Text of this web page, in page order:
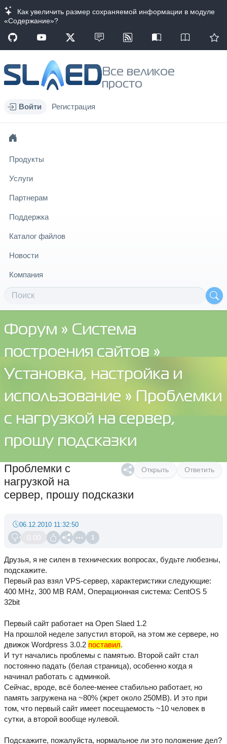
Как увеличить размер сохраняемой информации в модуле
«Содержание»?
Все великое
просто
Войти Регистрация
Продукты
Услуги
Партнерам
Поддержка
Каталог файлов
Новости
Компания
Форум » Система
построения сайтов »
Установка, настройка и
использование » Проблемки
с нагрузкой на сервер,
прошу подсказки
Открыть Ответить
Проблемки с
нагрузкой на
сервер, прошу подсказки
0.00 1
06.12.2010 11:32:50
Друзья, я не силен в технических вопросах, будьте любезны,
подскажите.
Первый раз взял VPS-сервер, характеристики следующие:
400 MHz, 300 MB RAM, Операционная система: CentOS 5
32bit
Первый сайт работает на Open Slaed 1.2
На прошлой неделе запустил второй, на этом же сервере, но
движок Wordpress 3.0.2 поставил.
И тут начались проблемы с памятью. Второй сайт стал
постоянно падать (белая страница), особенно когда я
начинал работать с админкой.
Сейчас, вроде, всё более-менее стабильно работает, но
память загружена на ~80% (жрет около 250MB). И это при
том, что первый сайт имеет посещаемость ~10 человек в
сутки, а второй вообще нулевой.
Подскажите, пожалуйста, нормальное ли это положение дел?